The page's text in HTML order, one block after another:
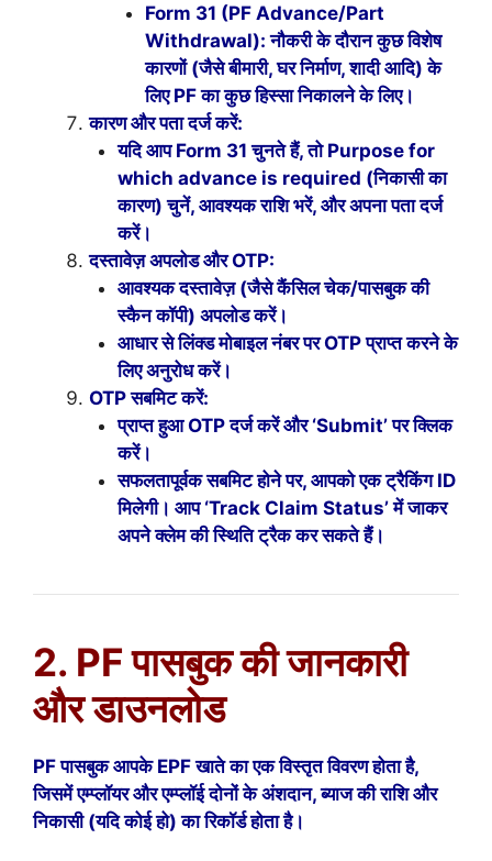
Form 31 (PF Advance/Part
Withdrawal): नौकरी के दौरान कुछ विशेष
कारणों (जैसे बीमारी, घर निर्माण, शादी आदि) के
लिए PF का कुछ हिस्सा निकालने के लिए।
कारण और पता दर्ज करें:
यदि आप Form 31 चुनते हैं, तो Purpose for
which advance is required (निकासी का
कारण) चुनें, आवश्यक राशि भरें, और अपना पता दर्ज
करें।
दस्तावेज़ अपलोड और OTP:
आवश्यक दस्तावेज़ (जैसे कैंसिल चेक/पासबुक की
स्कैन कॉपी) अपलोड करें।
आधार से लिंक्ड मोबाइल नंबर पर OTP प्राप्त करने के
लिए अनुरोध करें।
OTP सबमिट करें:
प्राप्त हुआ OTP दर्ज करें और ‘Submit’ पर क्लिक
करें।
सफलतापूर्वक सबमिट होने पर, आपको एक ट्रैकिंग ID
मिलेगी। आप ‘Track Claim Status’ में जाकर
अपने क्लेम की स्थिति ट्रैक कर सकते हैं।
2. PF पासबुक की जानकारी
और डाउनलोड
PF पासबुक आपके EPF खाते का एक विस्तृत विवरण होता है,
जिसमें एम्प्लॉयर और एम्प्लॉई दोनों के अंशदान, ब्याज की राशि और
निकासी (यदि कोई हो) का रिकॉर्ड होता है।